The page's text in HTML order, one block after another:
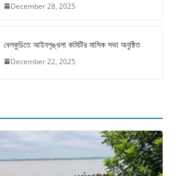
December 28, 2025
বেলকুচিতে আইনশৃঙ্খলা কমিটির মাসিক সভা অনুষ্ঠিত
December 22, 2025